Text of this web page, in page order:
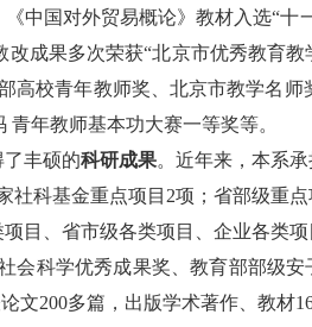
中国对外贸易概论》教材入选“十
改成果多次荣获“北京市优秀教育
高校青年教师奖 北京市教学名师
年教师基本功大赛一等奖等。
丰硕的科研成果。近年来，本系
社科基金重点项目 2项；省部级重
目、省市级各类项目、企业各类
会科学优秀成果奖、教育部部级
文200多篇，出版学术著作、教材